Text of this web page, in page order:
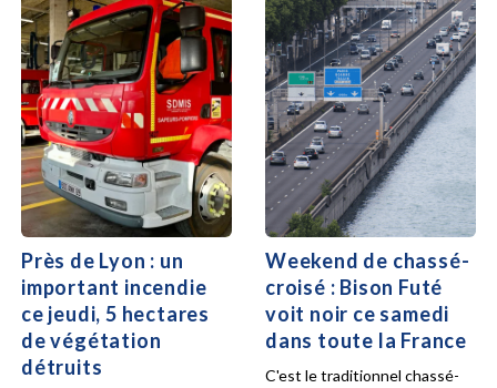
Près de Lyon : un
important incendie
ce jeudi, 5 hectares
de végétation
détruits
Weekend de chassé-
croisé : Bison Futé
voit noir ce samedi
dans toute la France
C'est le traditionnel chassé-